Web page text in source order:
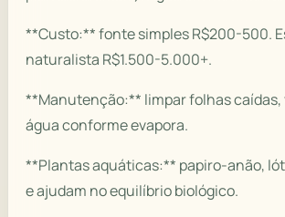
**Custo:** fonte simples R$200-500.
naturalista R$1.500-5.000+.
**Manutenção:** limpar folhas
água conforme evapora.
**Plantas aquáticas:** papiro-anão,
e ajudam no equilíbrio biológico.